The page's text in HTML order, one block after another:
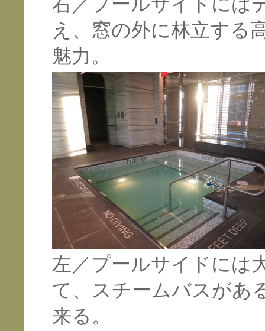
え、窓の外に林立する
魅力。
左／プールサイドには
て、スチームバスがあ
来る。